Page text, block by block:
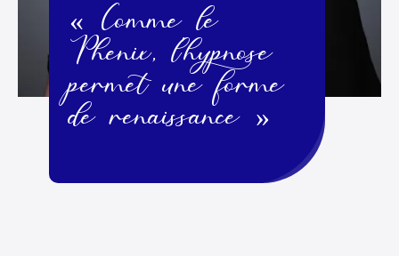
« Comme le
Phénix, l'hypnose
permet une forme
de renaissance »